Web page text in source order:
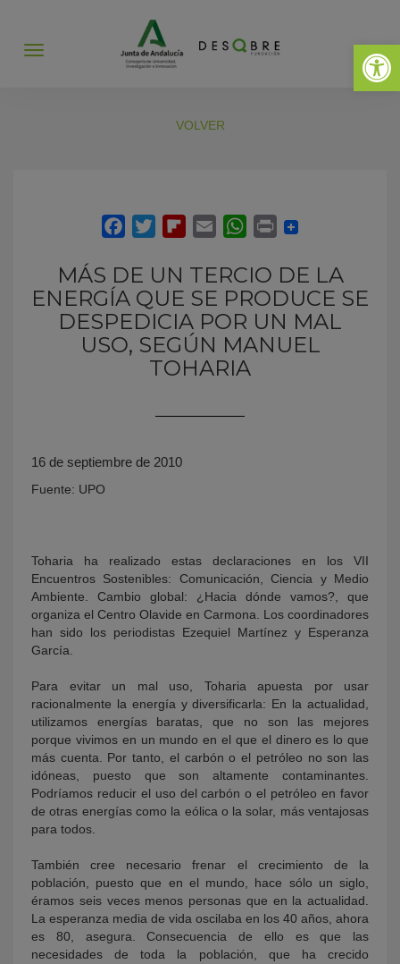
Abrir
Abrir
VOLVER
MÁS DE UN TERCIO DE LA
ENERGÍA QUE SE PRODUCE SE
DESPEDICIA POR UN MAL
USO, SEGÚN MANUEL
TOHARIA
16 de septiembre de 2010
Fuente: UPO
Toharia ha realizado estas declaraciones en los VII
Encuentros Sostenibles: Comunicación, Ciencia y Medio
Ambiente. Cambio global: ¿Hacia dónde vamos?, que
organiza el Centro Olavide en Carmona. Los coordinadores
han sido los periodistas Ezequiel Martínez y Esperanza
García.
Para evitar un mal uso, Toharia apuesta por usar
racionalmente la energía y diversificarla: En la actualidad,
utilizamos energías baratas, que no son las mejores
porque vivimos en un mundo en el que el dinero es lo que
más cuenta. Por tanto, el carbón o el petróleo no son las
idóneas, puesto que son altamente contaminantes.
Podríamos reducir el uso del carbón o el petróleo en favor
de otras energías como la eólica o la solar, más ventajosas
para todos.
También cree necesario frenar el crecimiento de la
población, puesto que en el mundo, hace sólo un siglo,
éramos seis veces menos personas que en la actualidad.
La esperanza media de vida oscilaba en los 40 años, ahora
es 80, asegura. Consecuencia de ello es que las
necesidades de toda la población, que ha crecido